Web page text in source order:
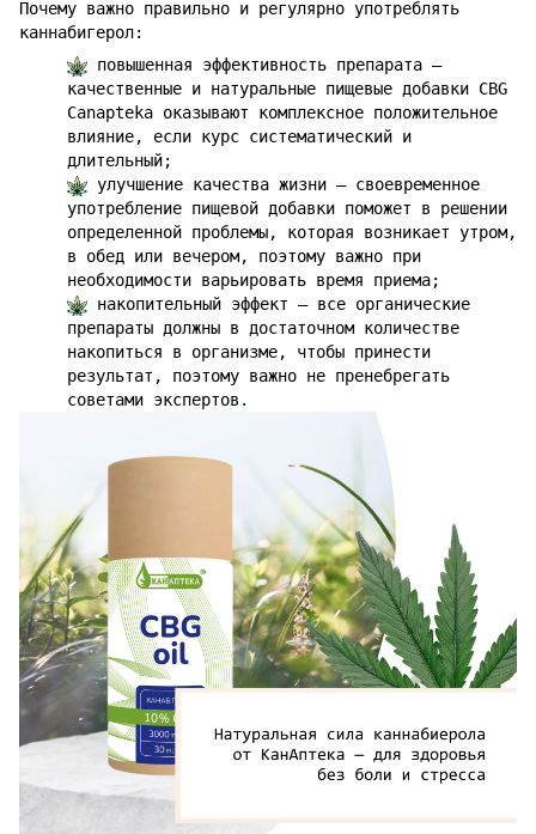
Почему важно правильно и регулярно употреблять
каннабигерол:
повышенная эффективность препарата –
качественные и натуральные пищевые добавки CBG
Canapteka оказывают комплексное положительное
влияние, если курс систематический и
длительный;
улучшение качества жизни – своевременное
употребление пищевой добавки поможет в решении
определенной проблемы, которая возникает утром,
в обед или вечером, поэтому важно при
необходимости варьировать время приема;
накопительный эффект – все органические
препараты должны в достаточном количестве
накопиться в организме, чтобы принести
результат, поэтому важно не пренебрегать
советами экспертов.